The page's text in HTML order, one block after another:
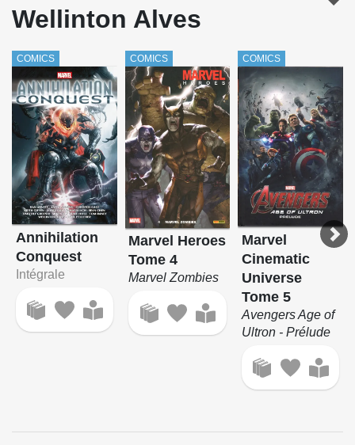
Wellinton Alves
COMICS
Annihilation
Conquest
Intégrale
COMICS
Marvel Heroes
Tome 4
Marvel Zombies
COMICS
Marvel
Cinematic
Universe
Tome 5
Avengers Age of
Ultron - Prélude